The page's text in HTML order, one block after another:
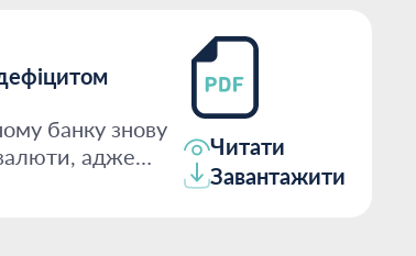
банку знову
адже
Читати
Завантажити